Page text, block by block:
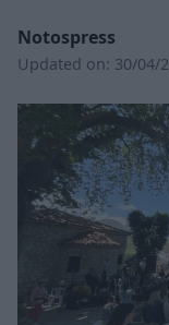
Notospress
Updated on: 30/04/